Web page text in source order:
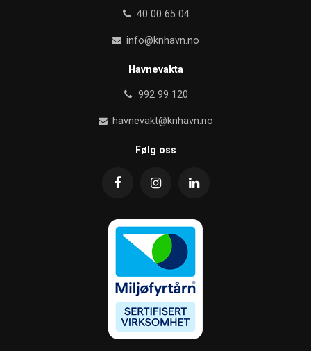
40 00 65 04
info@knhavn.no
Havnevakta
992 99 120
havnevakt@knhavn.no
Følg oss